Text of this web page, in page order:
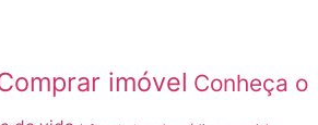
imóvel Conheça o